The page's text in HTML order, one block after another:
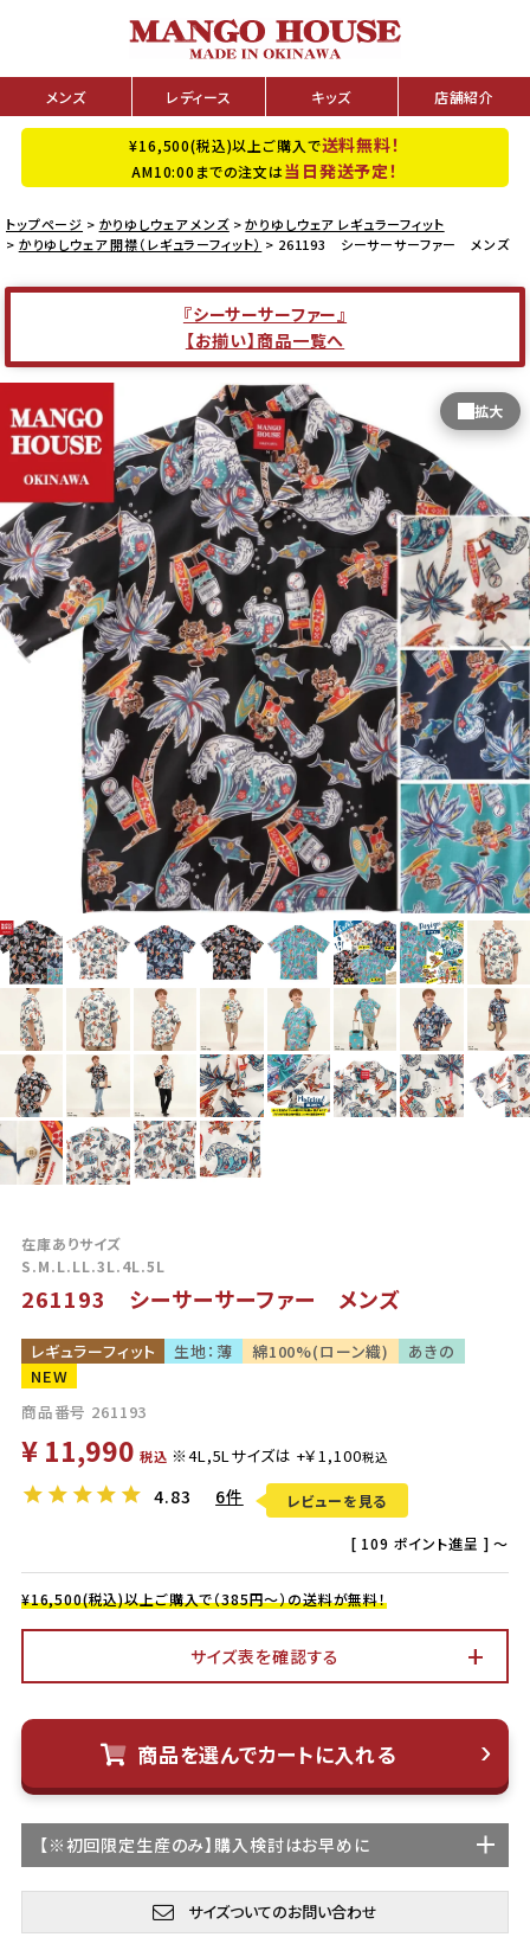
メンズ レディース キッズ 店舗紹介
¥16,500(税込)以上ご購入で送料無料！
AM10:00までの注文は当日発送予定！
トップページ かりゆしウェア メンズ
かりゆしウェア レギュラーフィット
かりゆしウェア 開襟（レギュラーフィット）
261193 シーサーサーファー メンズ
『シーサーサーファー』
【お揃い】商品一覧へ
在庫ありサイズ
S.M.L.LL.3L.4L.5L
261193 シーサーサーファー メンズ
レギュラーフィット 生地：薄 綿100%(ローン織)
あきの
NEW
商品番号 261193
¥ 11,990 税込
4.83 6件 レビューを見る
[ 109 ポイント進呈 ] 〜
¥16,500(税込)以上ご購入で（385円～）の送料が無料！
サイズ表を確認する
商品を選んでカートに入れる
【※初回限定生産のみ】購入検討はお早めに
サイズついてのお問い合わせ